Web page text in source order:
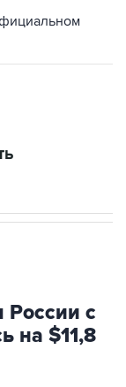
с
на $11,8